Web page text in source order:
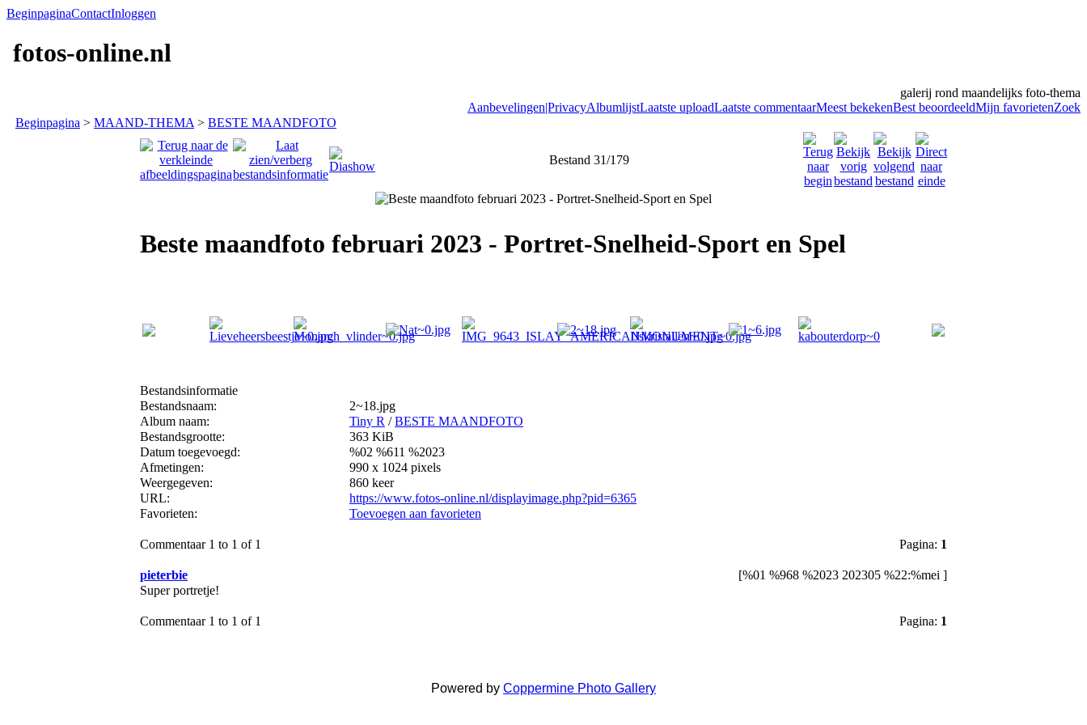
BeginpaginaContactInloggen
fotos-online.nl
galerij rond maandelijks foto-thema
Aanbevelingen|PrivacyAlbumlijstLaatste uploadLaatste commentaarMeest bekekenBest beoordeeldMijn favorietenZoek
Beginpagina > MAAND-THEMA > BESTE MAANDFOTO
Bestand 31/179
Beste maandfoto februari 2023 - Portret-Snelheid-Sport en Spel
Bestandsinformatie
Bestandsnaam:
2~18.jpg
Album naam:
Tiny R /BESTE MAANDFOTO
Bestandsgrootte:
363 KiB
Datum toegevoegd:
%02 %611 %2023
Afmetingen:
990 x 1024 pixels
Weergegeven:
860 keer
URL:
https://www.fotos-online.nl/displayimage.php?pid=6365
Favorieten:
Toevoegen aan favorieten
Commentaar 1 to 1 of 1 Pagina: 1
pieterbie
[%01 %968 %2023 202305 %22:%mei ]
Super portretje!
Commentaar 1 to 1 of 1 Pagina: 1
Powered by Coppermine Photo Gallery